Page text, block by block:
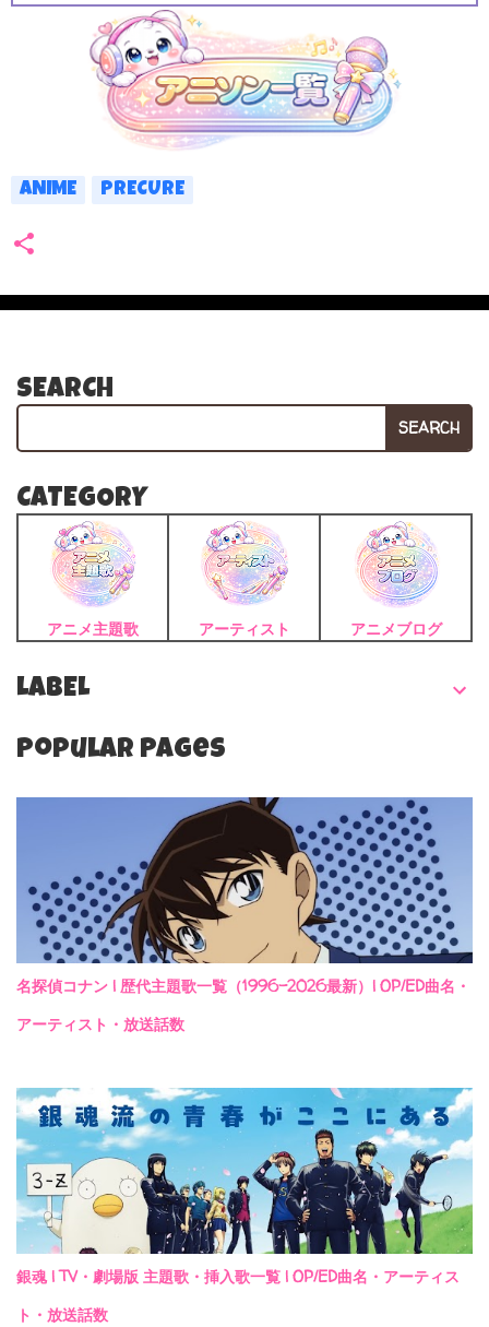
ANIME PRECURE
SEARCH
SEARCH
CATEGORY
アニメ主題歌 アーティスト アニメブログ
LABEL
Popular Pages
名探偵コナン | 歴代主題歌一覧（1996-2026最新）| OP/ED曲名・
アーティスト・放送話数
銀魂 | TV・劇場版 主題歌・挿入歌一覧 | OP/ED曲名・アーティス
ト・放送話数